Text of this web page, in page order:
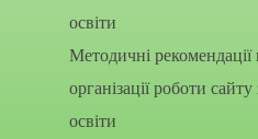
освіти
Методичні
організації роботи сайту
освіти